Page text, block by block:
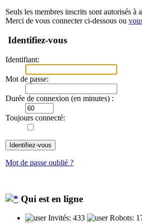
Seuls les membres inscrits sont autorisés à
Merci de vous connecter ci-dessous ou
Identifiez-vous
Identifiant:
Mot de passe:
Durée de connexion (en minutes) :
Toujours connecté:
Mot de passe oublié ?
Qui est en ligne
Invités: 433 Robots: